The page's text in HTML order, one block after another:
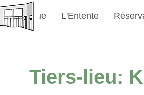
Bienvenue L'Entente
Tiers-lieu: